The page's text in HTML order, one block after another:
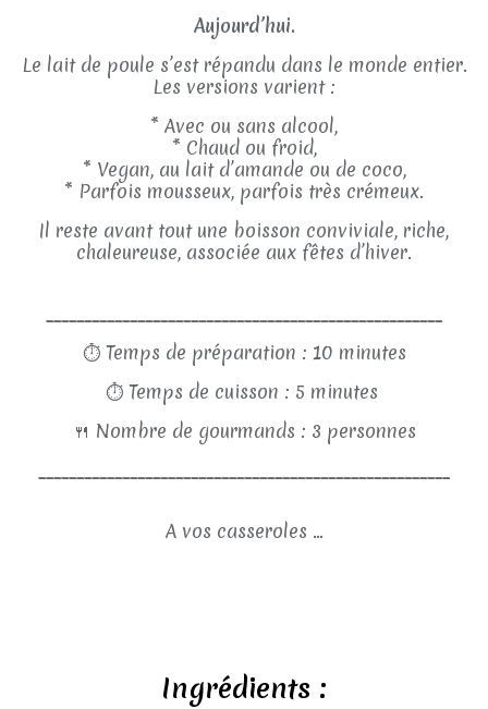
Aujourd’hui.
Le lait de poule s’est répandu dans le monde entier.
Les versions varient :
* Avec ou sans alcool,
* Chaud ou froid,
* Vegan, au lait d’amande ou de coco,
* Parfois mousseux, parfois très crémeux.
Il reste avant tout une boisson conviviale, riche,
chaleureuse, associée aux fêtes d’hiver.
⏱ Temps de préparation : 10 minutes
⏱ Temps de cuisson : 5 minutes
🍴 Nombre de gourmands : 3 personnes
A vos casseroles ...
Ingrédients :